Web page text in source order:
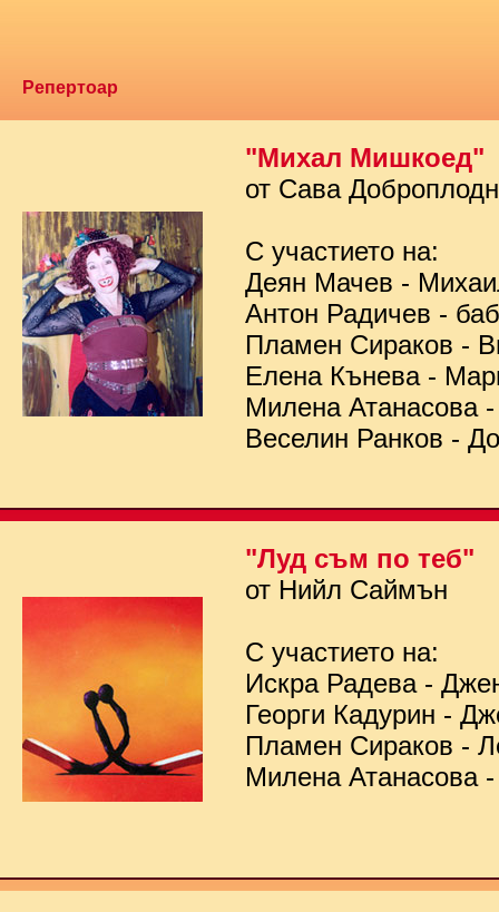
Репертоар
"Михал Мишкоед"
от Сава
С участието на:
Деян Мачев -
Антон Радичев -
Пламен Сираков -
Елена Кънева -
Милена Атанасова
Веселин Ранков -
"Луд съм по теб"
от Нийл Саймън
С участието на:
Искра Радева -
Георги Кадурин -
Пламен Сираков -
Милена Атанасова